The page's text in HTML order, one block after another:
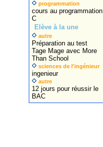
programmation
cours au programmation
C
Elève à la une
autre
Préparation au test
Tage Mage avec More
Than School
sciences de l'ingénieur
ingenieur
autre
12 jours pour réussir le
BAC